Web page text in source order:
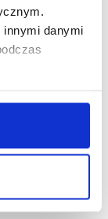
innymi danymi